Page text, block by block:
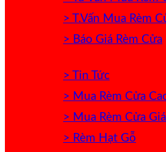
> T.Vấn Mua Rèm
> Báo Giá Rèm Cửa
> Tin Tức
> Mua Rèm Cửa
> Mua Rèm Cửa
> Rèm Hạt Gỗ